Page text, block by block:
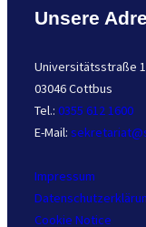
Unsere
Universitätsstraße
03046 Cottbus
Tel.: 0355 612 1600
E-Mail:
Impressum
Cookie Notice